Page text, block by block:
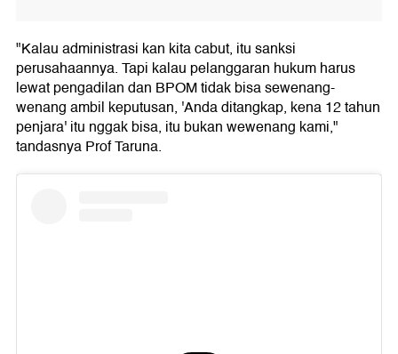
"Kalau administrasi kan kita cabut, itu sanksi
perusahaannya. Tapi kalau pelanggaran hukum harus
lewat pengadilan dan BPOM tidak bisa sewenang-
wenang ambil keputusan, 'Anda ditangkap, kena 12 tahun
penjara' itu nggak bisa, itu bukan wewenang kami,"
tandasnya Prof Taruna.